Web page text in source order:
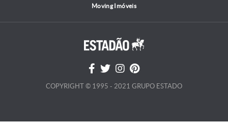
Moving Imóveis
COPYRIGHT © 1995 - 2021 GRUPO ESTADO